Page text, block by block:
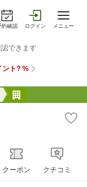
約確認 ログイン メニュー
クーポン クチコミ